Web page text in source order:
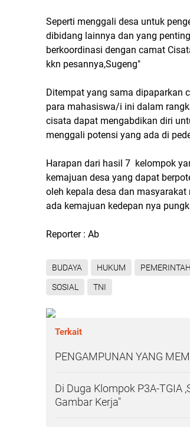
Seperti menggali desa untuk
dibidang lainnya dan yang
berkoordinasi dengan camat
kkn pesannya,Sugeng"
Ditempat yang sama dipaparkan
para mahasiswa/i ini dalam
cisata dapat mengabdikan diri
menggali potensi yang ada di
Harapan dari hasil 7 kelompok
kemajuan desa yang dapat
oleh kepala desa dan
ada kemajuan kedepan nya
Reporter : Ab
BUDAYA HUKUM
SOSIAL TNI
Terkait
PENGAMPUNAN YANG
Di Duga Klompok P3A-TGIA
Gambar Kerja"